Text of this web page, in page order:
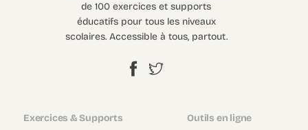
de 100 exercices et supports
éducatifs pour tous les niveaux
scolaires. Accessible à tous, partout.
Exercices & Supports
Outils en ligne